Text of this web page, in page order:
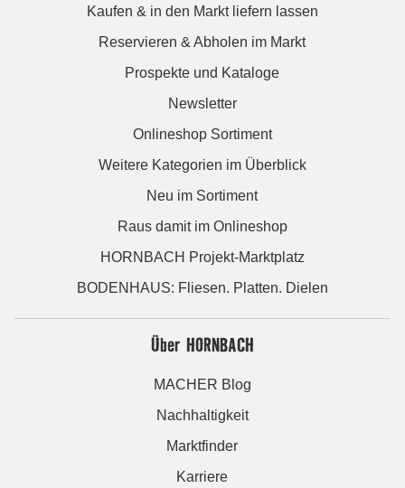
Kaufen & in den Markt liefern lassen
Reservieren & Abholen im Markt
Prospekte und Kataloge
Newsletter
Onlineshop Sortiment
Weitere Kategorien im Überblick
Neu im Sortiment
Raus damit im Onlineshop
HORNBACH Projekt-Marktplatz
BODENHAUS: Fliesen. Platten. Dielen
Über HORNBACH
MACHER Blog
Nachhaltigkeit
Marktfinder
Karriere